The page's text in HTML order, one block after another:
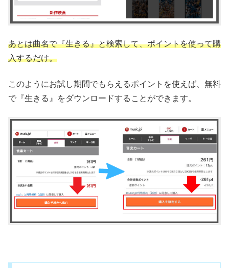
あとは曲名で『生きる』と検索して、ポイントを使って購
入するだけ。
このようにお試し期間でもらえるポイントを使えば、無料
で『生きる』をダウンロードすることができます。